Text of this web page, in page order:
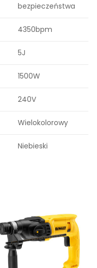
bezpieczeństwa
4350bpm
5J
1500W
240V
Wielokolorowy
Niebieski